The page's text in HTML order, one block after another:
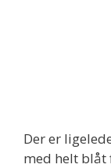
Der er
med helt blåt